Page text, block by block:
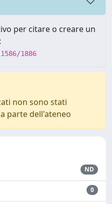
per citare o creare un
1886
non sono stati
parte dell'ateneo
ND
0